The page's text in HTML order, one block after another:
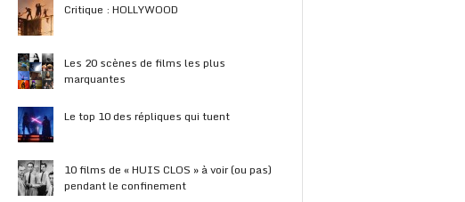
Critique : HOLLYWOOD
Les 20 scènes de films les plus
marquantes
Le top 10 des répliques qui tuent
10 films de « HUIS CLOS » à voir (ou pas)
pendant le confinement